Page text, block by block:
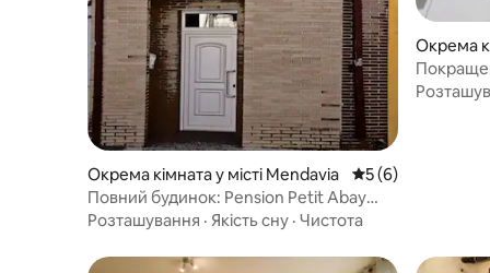
Окрема кімната у місті Mendavia Середня оцінка: 5
5 (6)
Повний будинок: Pension Petit Abay
Mendavia **
Розташування · Якість сну · Чистота
Окрема
IFEMA CH